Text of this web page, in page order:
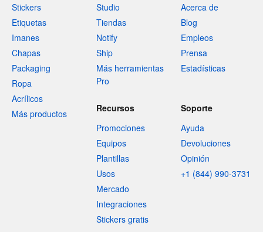
Stickers
Etiquetas
Imanes
Chapas
Packaging
Ropa
Acrílicos
Más productos
Studio
Tiendas
Notify
Ship
Más herramientas
Pro
Acerca de
Blog
Empleos
Prensa
Estadísticas
Recursos
Promociones
Equipos
Plantillas
Usos
Mercado
Integraciones
Stickers gratis
Soporte
Ayuda
Devoluciones
Opinión
+1 (844) 990-3731